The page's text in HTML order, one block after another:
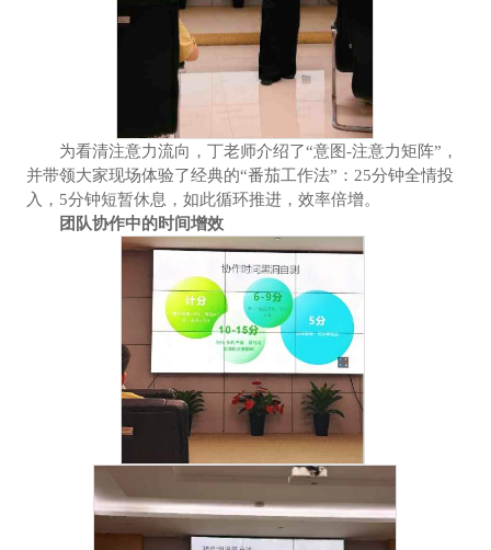
为看清注意力流向，丁老师介绍了“意图-注意力矩阵”，
并带领大家现场体验了经典的“番茄工作法”：25分钟全情投
入，5分钟短暂休息，如此循环推进，效率倍增。
团队协作中的时间增效